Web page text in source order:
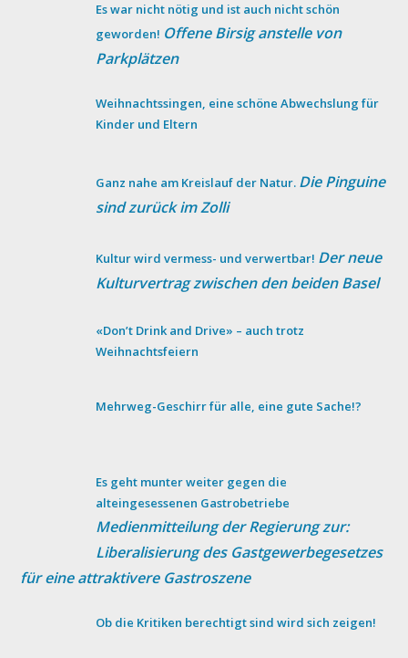
Es war nicht nötig und ist auch nicht schön
geworden! Offene Birsig anstelle von
Parkplätzen
Weihnachtssingen, eine schöne Abwechslung für
Kinder und Eltern
Ganz nahe am Kreislauf der Natur. Die Pinguine
sind zurück im Zolli
Kultur wird vermess- und verwertbar! Der neue
Kulturvertrag zwischen den beiden Basel
«Don’t Drink and Drive» – auch trotz
Weihnachtsfeiern
Mehrweg-Geschirr für alle, eine gute Sache!?
Es geht munter weiter gegen die
alteingesessenen Gastrobetriebe
Medienmitteilung der Regierung zur:
Liberalisierung des Gastgewerbegesetzes
für eine attraktivere Gastroszene
Ob die Kritiken berechtigt sind wird sich zeigen!